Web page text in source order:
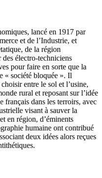
lancé en 1917 par
et de l’Industrie, et
de la région
électro-techniciens
pour faire en sorte que la
« société bloquée ». Il
entre le sol et l’usine,
rural et reposant sur l’idée
français dans les terroirs, avec
visant à sauver la
en région, d’éminents
humaine ont contribué
deux idées alors reçues